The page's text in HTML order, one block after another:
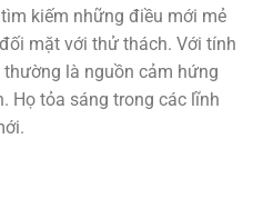
kiếm những điều mới mẻ
mặt với thử thách. Với tính
là nguồn cảm hứng
Họ tỏa sáng trong các lĩnh